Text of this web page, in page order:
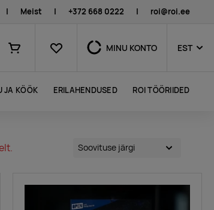
| Meist | +372 668 0222 | roi@roi.ee
Ostukorv
Lemmikud MINU KONTO EST
JA KÖÖK ERILAHENDUSED ROI TÖÖRIIDED